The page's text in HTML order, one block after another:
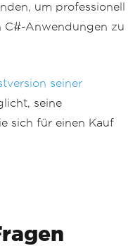
um professionell
C#-Anwendungen zu
seiner
seine
sich für einen Kauf